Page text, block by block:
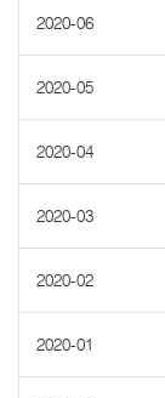
2020-06
2020-05
2020-04
2020-03
2020-02
2020-01